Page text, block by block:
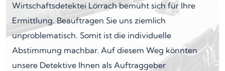
Wirtschaftsdetektei Lörrach bemüht sich für Ihre
Ermittlung. Beauftragen Sie uns ziemlich
unproblematisch. Somit ist die individuelle
Abstimmung machbar. Auf diesem Weg könnten
unsere Detektive Ihnen als Auftraggeber